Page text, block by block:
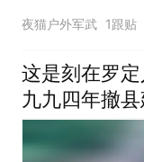
没有山
夜猫户外军武 1跟贴
这是刻在罗
九九四年撤